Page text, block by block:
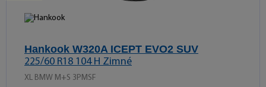
Hankook W320A ICEPT EVO2 SUV
225/60 R18 104 H Zimné
XL BMW M+S 3PMSF